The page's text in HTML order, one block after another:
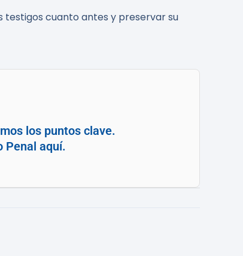
cuanto antes y preservar su
los puntos clave.
Penal aquí.